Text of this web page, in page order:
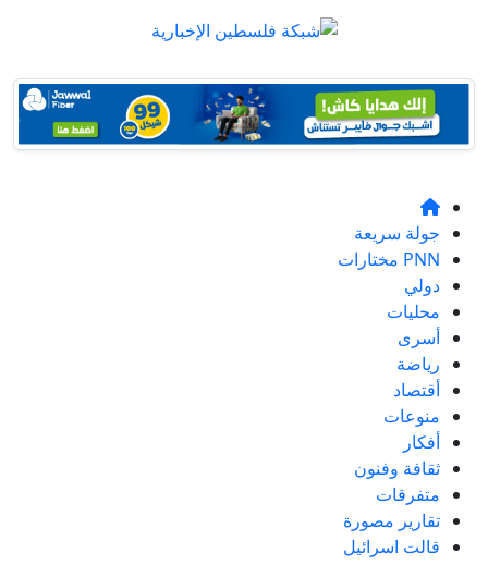
جولة سريعة
PNN مختارات
دولي
محليات
أسرى
رياضة
أقتصاد
منوعات
أفكار
ثقافة وفنون
متفرقات
تقارير مصورة
قالت اسرائيل